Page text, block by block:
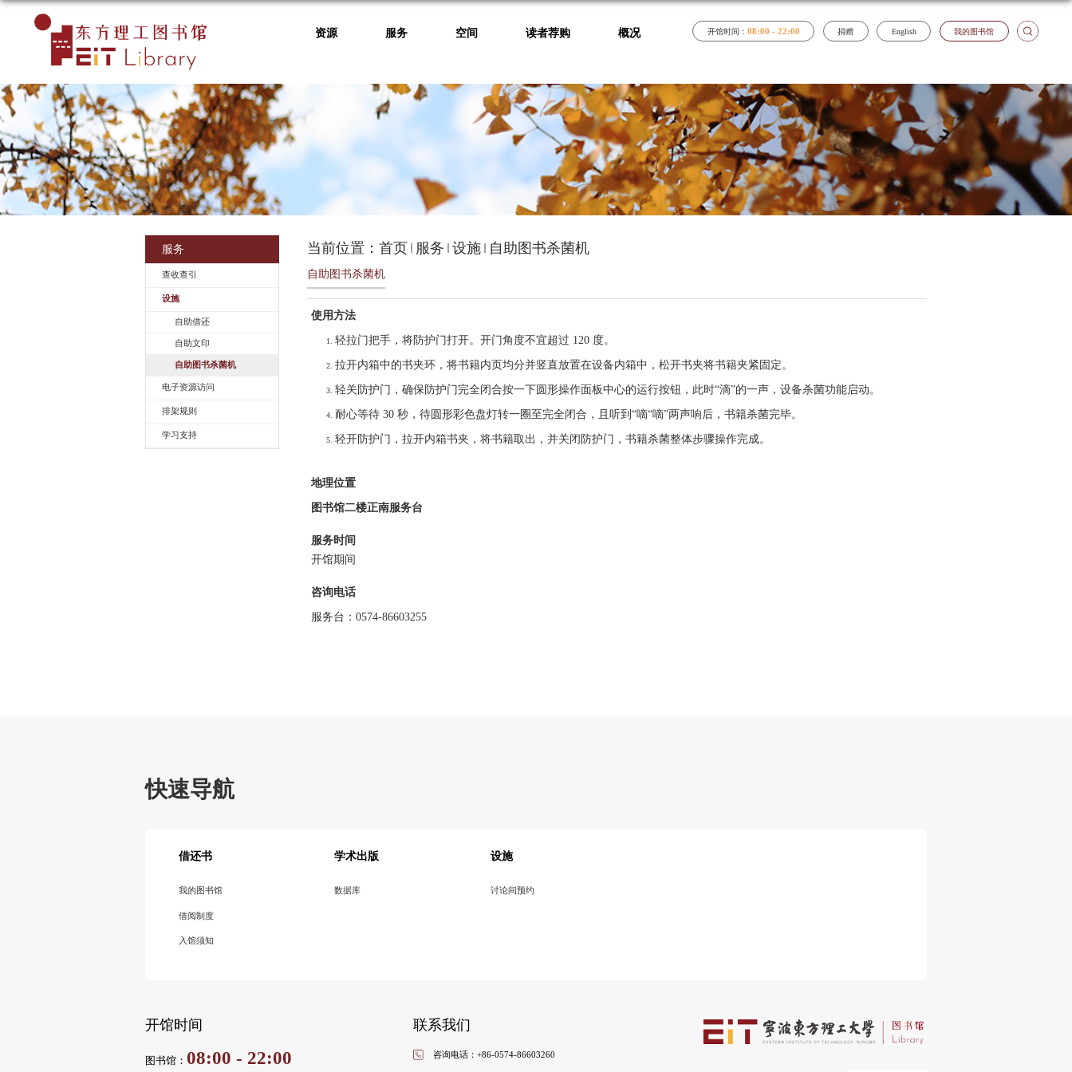
资源 服务 空间 读者荐购 概况 开馆时间： 08:00 - 22:00 捐赠 English 我的图书馆
服务
查收查引
设施
自助借还
自助文印
自助图书杀菌机
电子资源访问
排架规则
学习支持
当前位置： 首页 服务 设施 自助图书杀菌机
自助图书杀菌机
使用方法
轻拉门把手，将防护门打开。开门角度不宜超过 120 度。
拉开内箱中的书夹环，将书籍内页均分并竖直放置在设备内箱中，松开书夹将书籍夹紧固定。
轻关防护门，确保防护门完全闭合按一下圆形操作面板中心的运行按钮，此时“滴”的一声，设备杀菌功能启动。
耐心等待 30 秒，待圆形彩色盘灯转一圈至完全闭合，且听到“嘀“嘀”两声响后，书籍杀菌完毕。
轻开防护门，拉开内箱书夹，将书籍取出，并关闭防护门，书籍杀菌整体步骤操作完成。
地理位置
图书馆二楼正南服务台
服务时间
开馆期间
咨询电话
服务台：0574-86603255
快速导航
借还书
我的图书馆
借阅制度
入馆须知
学术出版
数据库
设施
讨论间预约
开馆时间
图书馆： 08:00 - 22:00
联系我们
咨询电话：+86-0574-86603260